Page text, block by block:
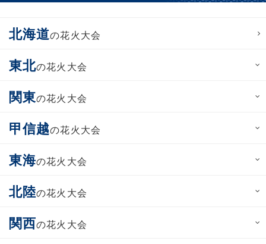
北海道の花火大会
東北の花火大会
関東の花火大会
甲信越の花火大会
東海の花火大会
北陸の花火大会
関西の花火大会